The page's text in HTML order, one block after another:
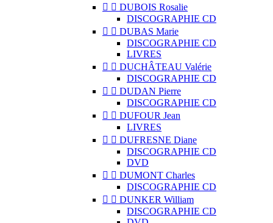
  DUBOIS Rosalie
DISCOGRAPHIE CD
  DUBAS Marie
DISCOGRAPHIE CD
LIVRES
  DUCHÂTEAU Valérie
DISCOGRAPHIE CD
  DUDAN Pierre
DISCOGRAPHIE CD
  DUFOUR Jean
LIVRES
  DUFRESNE Diane
DISCOGRAPHIE CD
DVD
  DUMONT Charles
DISCOGRAPHIE CD
  DUNKER William
DISCOGRAPHIE CD